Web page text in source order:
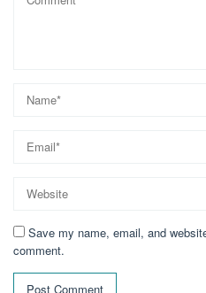
Save my name, email, and
comment.